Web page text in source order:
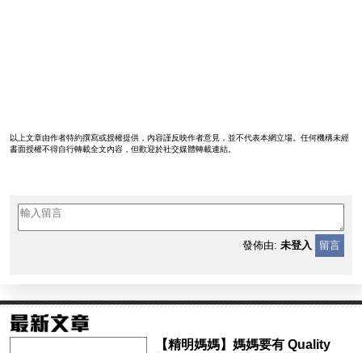
以上文章由作者特約撰寫或授權提供，內容謹反映作者意見，並不代表本網立場。任何機構未經
書面授權不得自行轉載全文內容，但歡迎於社交媒體轉載連結。
發佈由: 未登入 留言
【精明媽媽】媽媽要有 Quality